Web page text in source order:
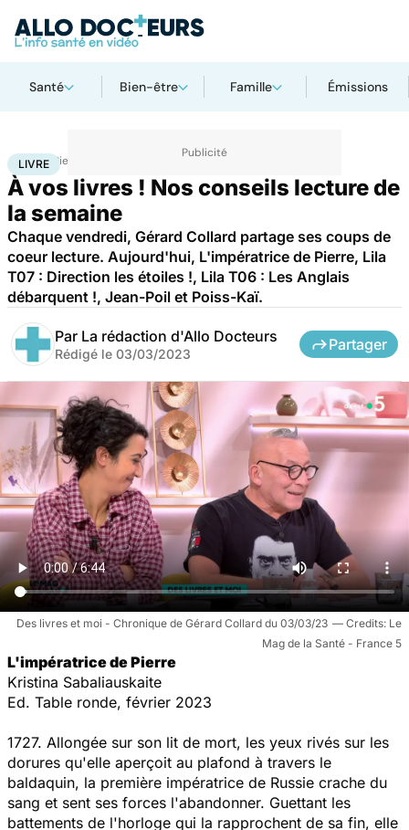
Santé Bien-être Famille Émissions
Accueil Bien-être
LIVRE
À vos livres ! Nos conseils lecture de
la semaine
Chaque vendredi, Gérard Collard partage ses coups de
coeur lecture. Aujourd'hui, L'impératrice de Pierre, Lila
T07 : Direction les étoiles !, Lila T06 : Les Anglais
débarquent !, Jean-Poil et Poiss-Kaï.
Par La rédaction d'Allo Docteurs
Rédigé le 03/03/2023
Partager
Des livres et moi - Chronique de Gérard Collard du 03/03/23
Le
Mag de la Santé - France 5
L'impératrice de Pierre
Kristina Sabaliauskaite
Ed. Table ronde, février 2023
1727. Allongée sur son lit de mort, les yeux rivés sur les
dorures qu'elle aperçoit au plafond à travers le
baldaquin, la première impératrice de Russie crache du
sang et sent ses forces l'abandonner. Guettant les
battements de l'horloge qui la rapprochent de sa fin, elle